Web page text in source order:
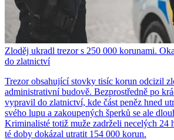
Zloděj ukradl trezor s 250 000 korunami.
do zlatnictví
Trezor obsahující stovky tisíc korun odcizil
administrativní budově. Bezprostředně po
vypravil do zlatnictví, kde část peněz hned
svého lupu a zakoupených šperků se ale
Kriminalisté totiž muže zadrželi necelých 24
té doby dokázal utratit 154 000 korun.